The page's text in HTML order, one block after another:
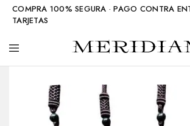
COMPRA 100% SEGURA · PAGO CONTRA
TARJETAS
Meridian
Accesorios
piedra
natural